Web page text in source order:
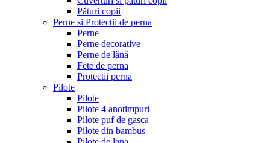
Pături copii
Perne si Protectii de perna
Perne
Perne decorative
Perne de lână
Fete de perna
Protectii perna
Pilote
Pilote
Pilote 4 anotimpuri
Pilote puf de gasca
Pilote din bambus